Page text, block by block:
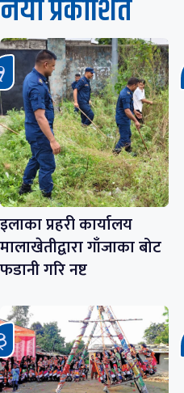
नयाँ प्रकाशित
इलाका प्रहरी कार्यालय
मालाखेतीद्वारा गाँजाका बोट
फडानी गरि नष्ट